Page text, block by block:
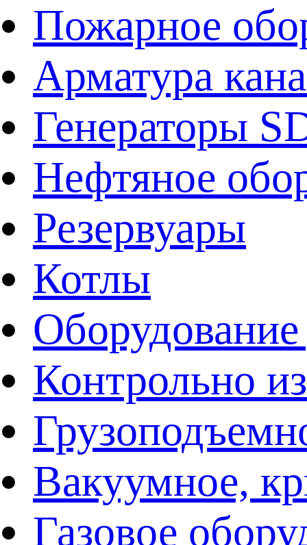
Пожарное
Арматура
Генераторы
Нефтяное
Резервуары
Котлы
Контрольно
Вакуумное,
Газовое